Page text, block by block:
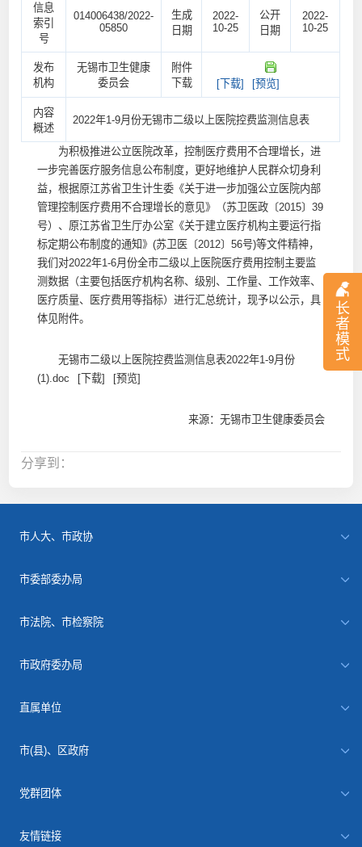
长
者
模
式
信息
索引
号
014006438/2022-
05850
生成
日期
2022-
10-25
公开
日期
2022-
10-25
发布
机构
无锡市卫生健康
委员会
附件
下载
[下载] [预览]
内容
概述
2022年1-9月份无锡市二级以上医院控费监测信息表
为积极推进公立医院改革，控制医疗费用不合理增长，进
一步完善医疗服务信息公布制度，更好地维护人民群众切身利
益，根据原江苏省卫生计生委《关于进一步加强公立医院内部
管理控制医疗费用不合理增长的意见》（苏卫医政〔2015〕39
号）、原江苏省卫生厅办公室《关于建立医疗机构主要运行指
标定期公布制度的通知》(苏卫医〔2012〕56号)等文件精神，
我们对2022年1-6月份全市二级以上医院医疗费用控制主要监
测数据（主要包括医疗机构名称、级别、工作量、工作效率、
医疗质量、医疗费用等指标）进行汇总统计，现予以公示，具
体见附件。
无锡市二级以上医院控费监测信息表2022年1-9月份
(1).doc
[下载] [预览]
来源：无锡市卫生健康委员会
分享到：
市人大、市政协
市委部委办局
市法院、市检察院
市政府委办局
直属单位
市(县)、区政府
党群团体
友情链接